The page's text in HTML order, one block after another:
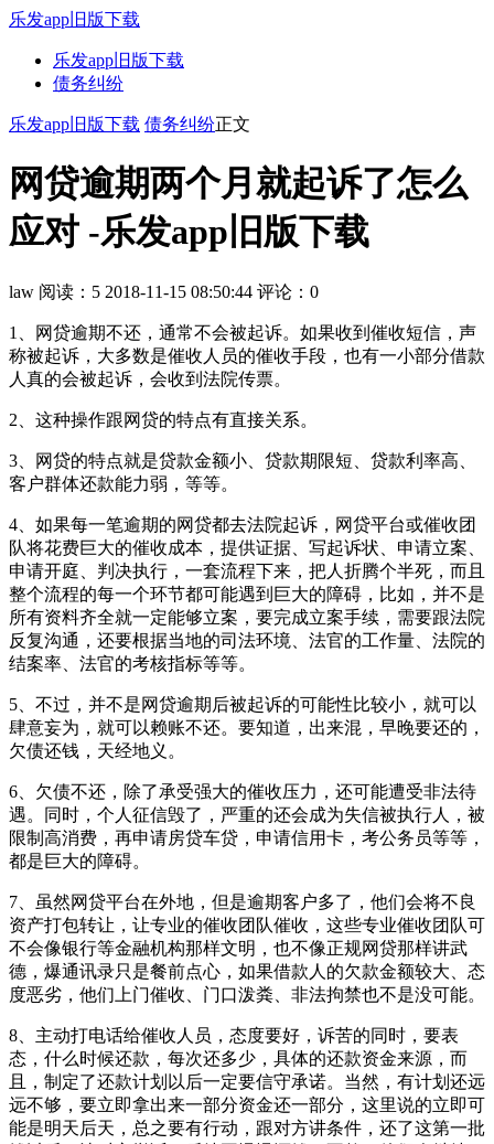
乐发app旧版下载
乐发app旧版下载
债务纠纷
乐发app旧版下载 债务纠纷正文
网贷逾期两个月就起诉了怎么
应对 -乐发app旧版下载
law 阅读：5 2018-11-15 08:50:44 评论：0
1、网贷逾期不还，通常不会被起诉。如果收到催收短信，声
称被起诉，大多数是催收人员的催收手段，也有一小部分借款
人真的会被起诉，会收到法院传票。
2、这种操作跟网贷的特点有直接关系。
3、网贷的特点就是贷款金额小、贷款期限短、贷款利率高、
客户群体还款能力弱，等等。
4、如果每一笔逾期的网贷都去法院起诉，网贷平台或催收团
队将花费巨大的催收成本，提供证据、写起诉状、申请立案、
申请开庭、判决执行，一套流程下来，把人折腾个半死，而且
整个流程的每一个环节都可能遇到巨大的障碍，比如，并不是
所有资料齐全就一定能够立案，要完成立案手续，需要跟法院
反复沟通，还要根据当地的司法环境、法官的工作量、法院的
结案率、法官的考核指标等等。
5、不过，并不是网贷逾期后被起诉的可能性比较小，就可以
肆意妄为，就可以赖账不还。要知道，出来混，早晚要还的，
欠债还钱，天经地义。
6、欠债不还，除了承受强大的催收压力，还可能遭受非法待
遇。同时，个人征信毁了，严重的还会成为失信被执行人，被
限制高消费，再申请房贷车贷，申请信用卡，考公务员等等，
都是巨大的障碍。
7、虽然网贷平台在外地，但是逾期客户多了，他们会将不良
资产打包转让，让专业的催收团队催收，这些专业催收团队可
不会像银行等金融机构那样文明，也不像正规网贷那样讲武
德，爆通讯录只是餐前点心，如果借款人的欠款金额较大、态
度恶劣，他们上门催收、门口泼粪、非法拘禁也不是没可能。
8、主动打电话给催收人员，态度要好，诉苦的同时，要表
态，什么时候还款，每次还多少，具体的还款资金来源，而
且，制定了还款计划以后一定要信守承诺。当然，有计划还远
远不够，要立即拿出来一部分资金还一部分，这里说的立即可
能是明天后天，总之要有行动，跟对方讲条件，还了这第一批